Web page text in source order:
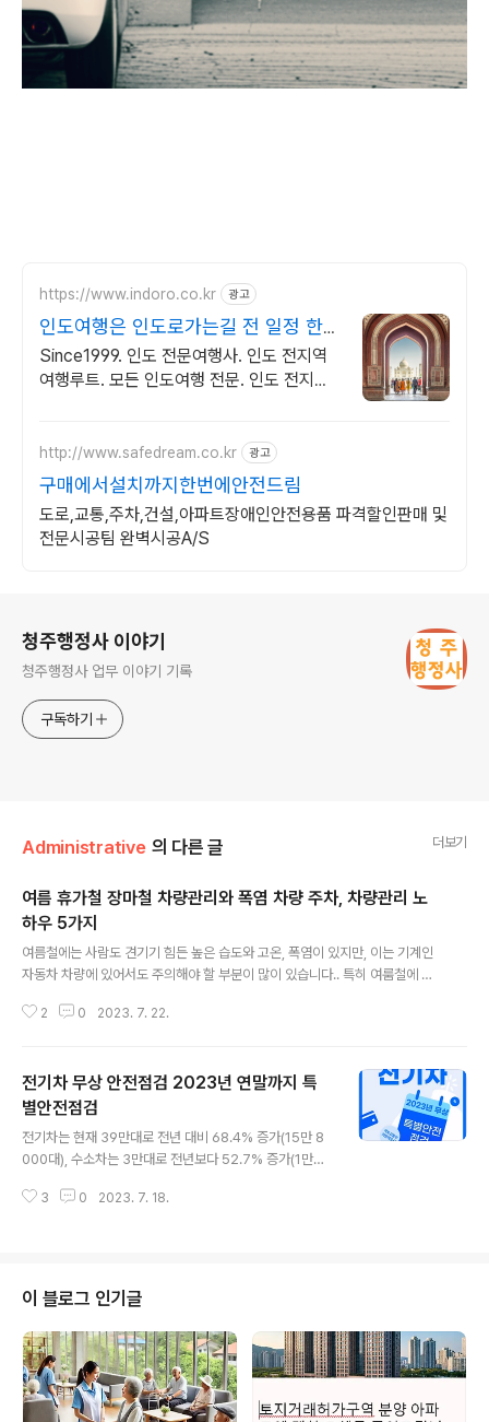
https://www.indoro.co.kr 광고
인도여행은 인도로가는길 전 일정 한국
인 인솔자 동행
Since1999. 인도 전문여행사. 인도 전지역
여행루트. 모든 인도여행 전문. 인도 전지역
http://www.safedream.co.kr 광고
구매에서설치까지한번에안전드림
도로,교통,주차,건설,아파트장애인안전용품 파격할인판매 및
전문시공팀 완벽시공A/S
청주행정사 이야기
청주행정사 업무 이야기 기록
구독하기
Administrative 의 다른 글 더보기
여름 휴가철 장마철 차량관리와 폭염 차량 주차, 차량관리 노
하우 5가지
여름철에는 사람도 견기기 힘든 높은 습도와 고온, 폭염이 있지만, 이는 기계인
자동차 차량에 있어서도 주의해야 할 부분이 많이 있습니다.. 특히 여룸철에 발
고, 타이어 펑크 사고 등이 있으며, 이러한 원인들을 피하기 위해 주의사항과 자
되는 수막현상이 주요 원인입니다. 졸음 운전 사고: 여름철 여행으로 장시간 운
전을 하다 보면 졸음 운전 사고가 많이 발생합니다. 차량 폭발 사고: 차량 내부
온도 상승으로 인해 폭발성 물질이 폭발하는 사고가 발생할 수 있습니다. 타이
어 펑크 사고..
2 0 2023. 7. 22.
전기차 무상 안전점검 2023년 연말까지 특
별안전점검
전기차는 현재 39만대로 전년 대비 68.4% 증가(15만 8
000대), 수소차는 3만대로 전년보다 52.7% 증가(1만
만 2000대 증가)한 것으로 나타났습니다. 이러한 친환경
수입산 전기차 약 50여 개 차종에 대해 특별 안전점검을
실시하고 있습니다. 이로 인해 이상이 있는 경우 수리 안내
를 받을 수 있으며, 일부 차종에는 배터리관리시스템의 업
데이트를 진행하는 등 종합적인 무상안전점검이 이루어집
니다. 한국교통안전공단은 세부 내용을 담은 안내톡을 발
송할 예정입니다. 전기차 특별안전점..
3 0 2023. 7. 18.
이 블로그 인기글